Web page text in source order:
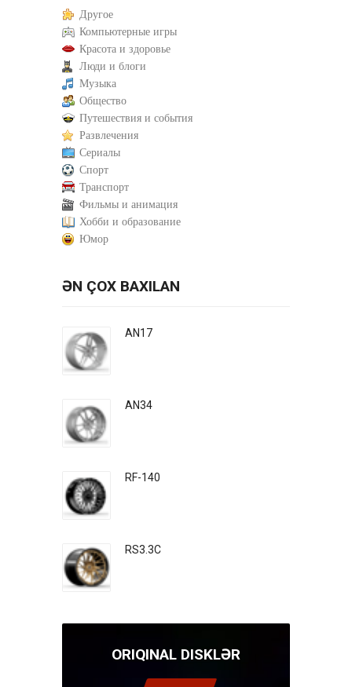
Другое
Компьютерные игры
Красота и здоровье
Люди и блоги
Музыка
Общество
Путешествия и события
Развлечения
Сериалы
Спорт
Транспорт
Фильмы и анимация
Хобби и образование
Юмор
ƏN ÇOX BAXILAN
AN17
AN34
RF-140
RS3.3C
ORIQINAL DISKLƏR